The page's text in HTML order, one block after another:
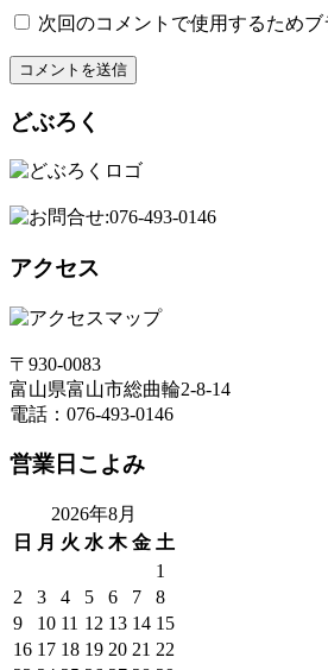
次回のコメントで使用するため
どぶろく
アクセス
〒930-0083
富山県富山市総曲輪2-8-14
電話：076-493-0146
営業日こよみ
2026年8月
日
月 火 水 木 金 土
1
2
3 4 5 6 7
8
9
10 11 12 13 14 15
16 17 18 19 20 21 22